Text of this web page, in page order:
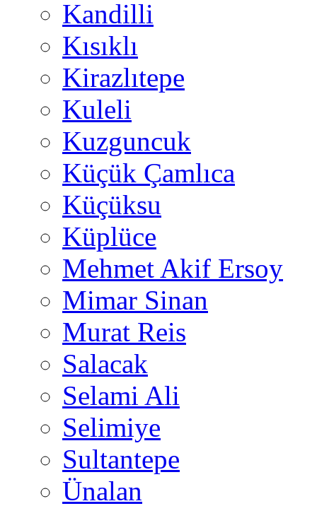
Kandilli
Kısıklı
Kirazlıtepe
Kuleli
Kuzguncuk
Küçük Çamlıca
Küçüksu
Küplüce
Mehmet Akif Ersoy
Mimar Sinan
Murat Reis
Salacak
Selami Ali
Selimiye
Sultantepe
Ünalan